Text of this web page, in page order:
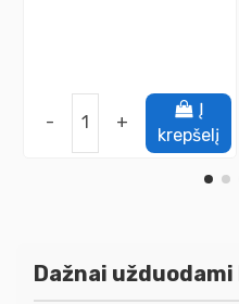
- +
Į
krepšelį
Dažnai